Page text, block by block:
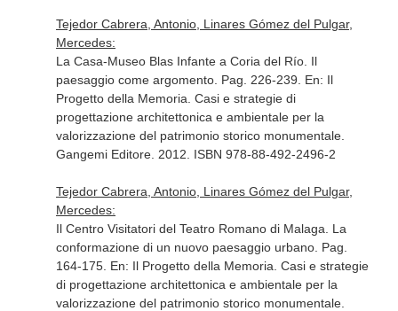
Tejedor Cabrera, Antonio, Linares Gómez del Pulgar,
Mercedes:
La Casa-Museo Blas Infante a Coria del Río. Il
paesaggio come argomento. Pag. 226-239. En: Il
Progetto della Memoria. Casi e strategie di
progettazione architettonica e ambientale per la
valorizzazione del patrimonio storico monumentale.
Gangemi Editore. 2012. ISBN 978-88-492-2496-2
Tejedor Cabrera, Antonio, Linares Gómez del Pulgar,
Mercedes:
Il Centro Visitatori del Teatro Romano di Malaga. La
conformazione di un nuovo paesaggio urbano. Pag.
164-175. En: Il Progetto della Memoria. Casi e strategie
di progettazione architettonica e ambientale per la
valorizzazione del patrimonio storico monumentale.